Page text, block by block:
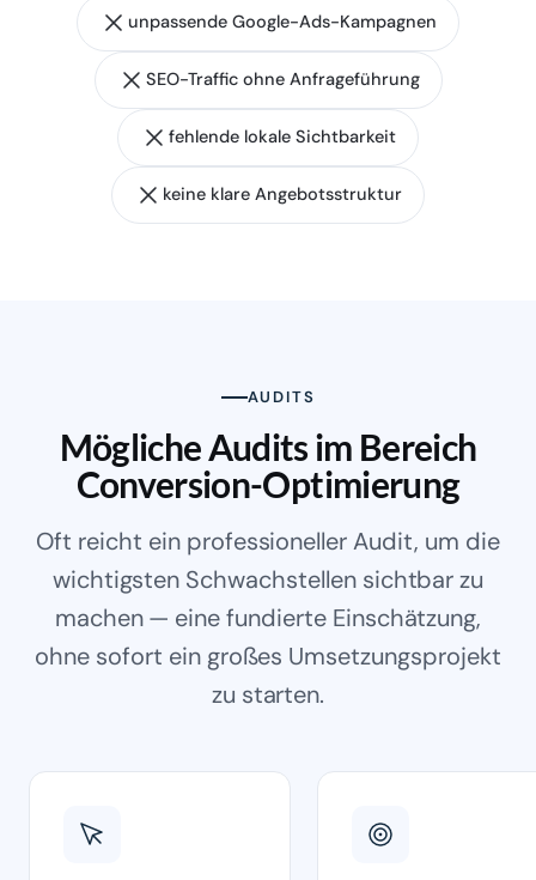
unpassende Google-Ads-Kampagnen
SEO-Traffic ohne Anfrageführung
fehlende lokale Sichtbarkeit
keine klare Angebotsstruktur
AUDITS
Mögliche Audits im Bereich
Conversion-Optimierung
Oft reicht ein professioneller Audit, um die
wichtigsten Schwachstellen sichtbar zu
machen — eine fundierte Einschätzung,
ohne sofort ein großes Umsetzungsprojekt
zu starten.